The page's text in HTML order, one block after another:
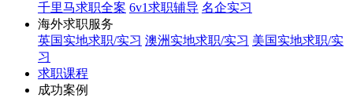
千里马求职全案 6v1求职辅导 名企实习
海外求职服务
英国实地求职/实习 澳洲实地求职/实习 美国实地求职/实
习
求职课程
成功案例